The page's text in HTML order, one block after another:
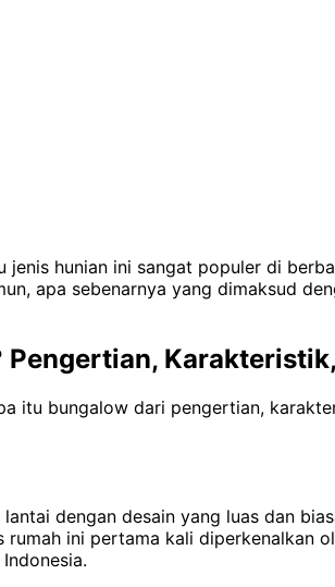
jenis hunian ini sangat populer di
apa sebenarnya yang dimaksud
Pengertian,
itu bungalow dari pengertian,
dengan desain yang luas dan
rumah ini pertama kali diperkenalkan